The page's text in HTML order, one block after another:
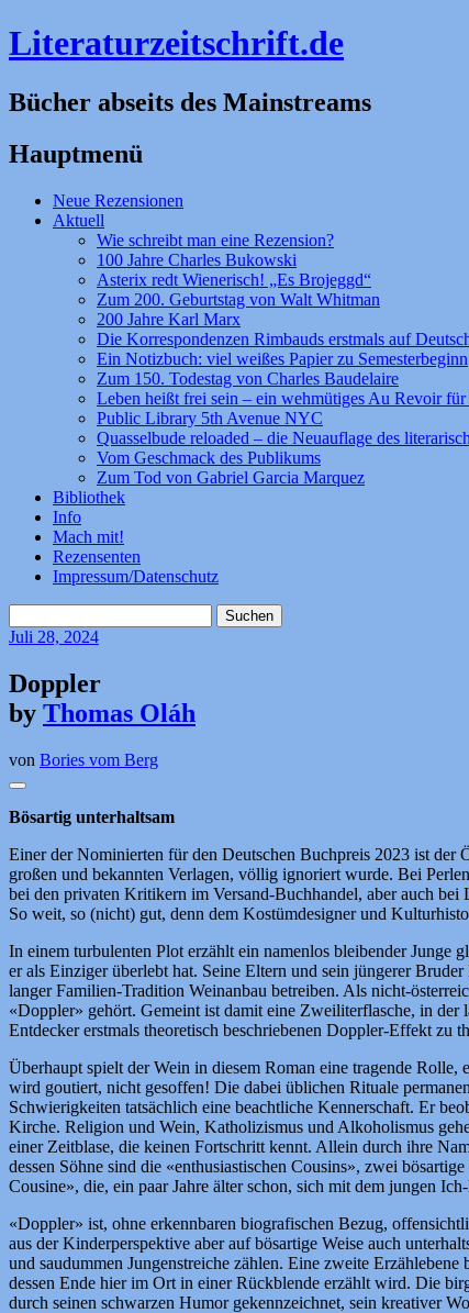
Literaturzeitschrift.de
Bücher abseits des Mainstreams
Hauptmenü
Zum
Inhalt
Neue Rezensionen
Aktuell
Wie schreibt man eine Rezension?
100 Jahre Charles Bukowski
Asterix redt Wienerisch! „Es Brojeggd“
Zum 200. Geburtstag von Walt Whitman
200 Jahre Karl Marx
Die Korrespondenzen Rimbauds erstmals auf
Ein Notizbuch: viel weißes Papier zu Semesterbeginn
Zum 150. Todestag von Charles Baudelaire
Leben heißt frei sein – ein wehmütiges Au Revoir
Public Library 5th Avenue NYC
Quasselbude reloaded – die Neuauflage des
Vom Geschmack des Publikums
Zum Tod von Gabriel Garcia Marquez
Bibliothek
Info
Mach mit!
Rezensenten
Impressum/Datenschutz
nach:
Juli 28, 2024
Doppler
by Thomas Oláh
von Bories vom Berg
Bösartig unterhaltsam
Einer der Nominierten für den Deutschen Buchpreis 2023 ist der
großen und bekannten Verlagen, völlig ignoriert wurde. Bei
bei den privaten Kritikern im Versand-Buchhandel, aber auch
So weit, so (nicht) gut, denn dem Kostümdesigner und
In einem turbulenten Plot erzählt ein namenlos bleibender Junge
er als Einziger überlebt hat. Seine Eltern und sein jüngerer
langer Familien-Tradition Weinanbau betreiben. Als nicht-
«Doppler» gehört. Gemeint ist damit eine Zweiliterflasche, in der
Entdecker erstmals theoretisch beschriebenen Doppler-Effekt zu
Überhaupt spielt der Wein in diesem Roman eine tragende
wird goutiert, nicht gesoffen! Die dabei üblichen Rituale
Schwierigkeiten tatsächlich eine beachtliche Kennerschaft. Er
Kirche. Religion und Wein, Katholizismus und Alkoholismus
einer Zeitblase, die keinen Fortschritt kennt. Allein durch ihre
dessen Söhne sind die «enthusiastischen Cousins», zwei
Cousine», die, ein paar Jahre älter schon, sich mit dem jungen
«Doppler» ist, ohne erkennbaren biografischen Bezug,
aus der Kinderperspektive aber auf bösartige Weise auch
und saudummen Jungenstreiche zählen. Eine zweite
dessen Ende hier im Ort in einer Rückblende erzählt wird. Die
durch seinen schwarzen Humor gekennzeichnet, sein kreativer